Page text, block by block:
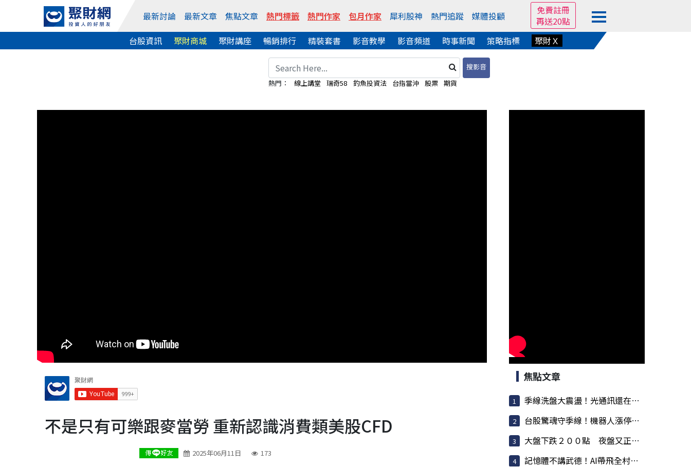
最新討論 最新文章 焦點文章 熱門標籤 熱門作家 包月作家 犀利股神 熱門追蹤 媒體投顧
免費註冊
再送20點
台股資訊
聚財商城 聚財講座 暢銷排行 精裝套書 影音教學 影音頻道 時事新聞 策略指標 聚財Ｘ
搜影音
熱門：
線上講堂 瑞奇58 釣魚投資法 台指當沖 股票 期貨
不是只有可樂跟麥當勞 重新認識消費類美股CFD
2025年06月11日 173
焦點文章
季線洗盤大震盪！光通訊還在噴，散熱強勢，BBU強...
台股驚魂守季線！機器人漲停潮爆發，記憶體還在...
大盤下跌２００點 夜盤又正在跌 反彈要結束了？
記憶體不講武德！AI帶飛全村，連蘋果殺價都被對...